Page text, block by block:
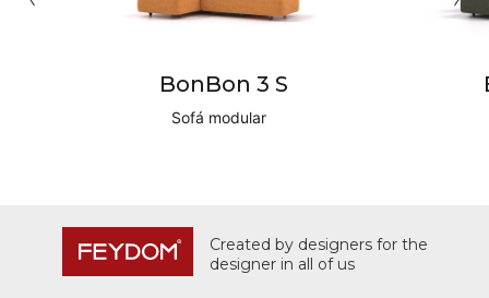
BonBon 3 S
Sofá modular
Created by designers for the
designer in all of us